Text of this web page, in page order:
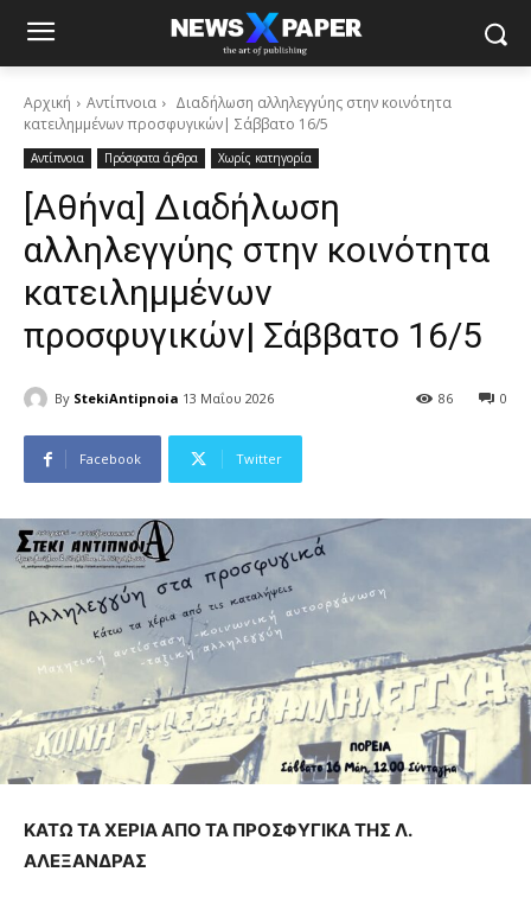
Αρχική Αντίπνοια
Διαδήλωση αλληλεγγύης στην κοινότητα
κατειλημμένων προσφυγικών| Σάββατο 16/5
Αντίπνοια Πρόσφατα άρθρα Χωρίς κατηγορία
[Αθήνα] Διαδήλωση
αλληλεγγύης στην κοινότητα
κατειλημμένων
προσφυγικών| Σάββατο 16/5
By StekiAntipnoia 13 Μαΐου 2026 0
86
Facebook Twitter
ΚΑΤΩ ΤΑ ΧΕΡΙΑ ΑΠΟ ΤΑ ΠΡΟΣΦΥΓΙΚΑ ΤΗΣ Λ.
ΑΛΕΞΑΝΔΡΑΣ